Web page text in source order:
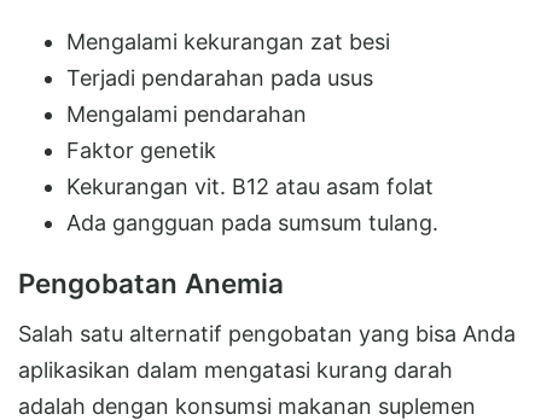
Mengalami kekurangan zat besi
Terjadi pendarahan pada usus
Mengalami pendarahan
Faktor genetik
Kekurangan vit. B12 atau asam folat
Ada gangguan pada sumsum tulang.
Pengobatan Anemia
Salah satu alternatif pengobatan yang bisa Anda
aplikasikan dalam mengatasi kurang darah
adalah dengan konsumsi makanan suplemen